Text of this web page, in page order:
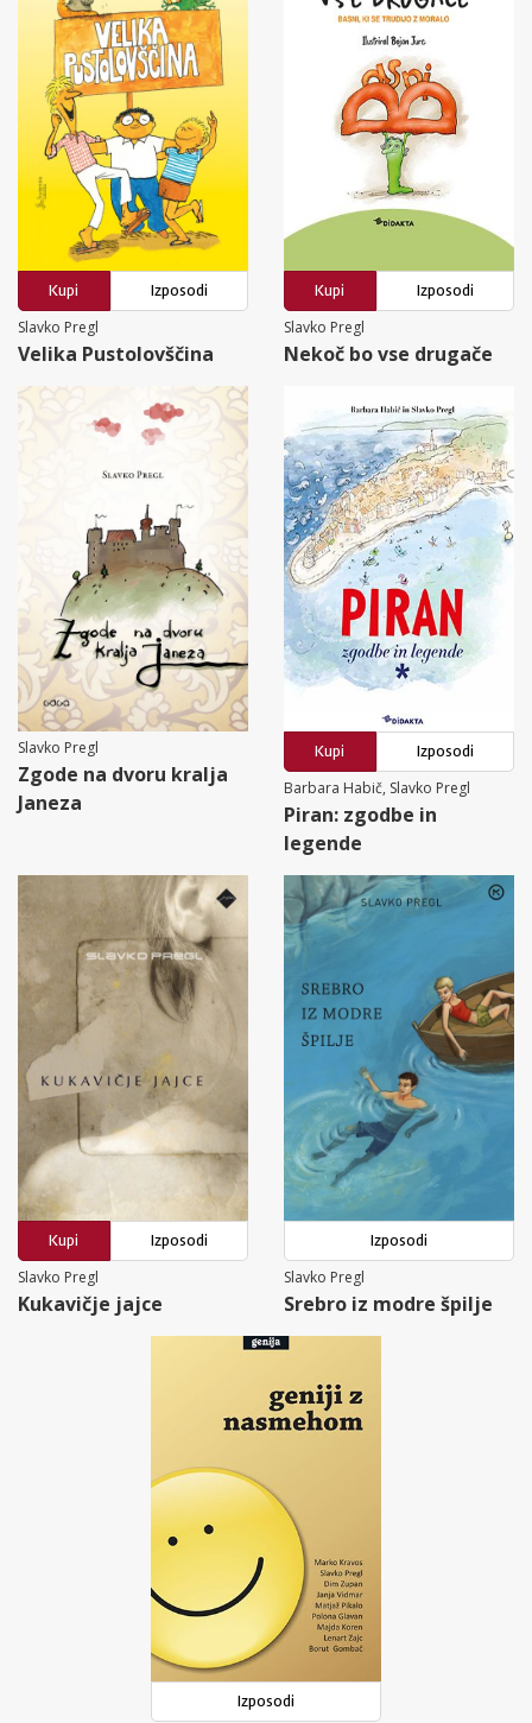
Kupi
Izposodi
Slavko Pregl
Velika Pustolovščina
Kupi
Izposodi
Slavko Pregl
Nekoč bo vse drugače
Slavko Pregl
Zgode na dvoru kralja
Janeza
Kupi
Izposodi
Barbara Habič, Slavko Pregl
Piran: zgodbe in
legende
Kupi
Izposodi
Slavko Pregl
Kukavičje jajce
Izposodi
Slavko Pregl
Srebro iz modre špilje
Izposodi